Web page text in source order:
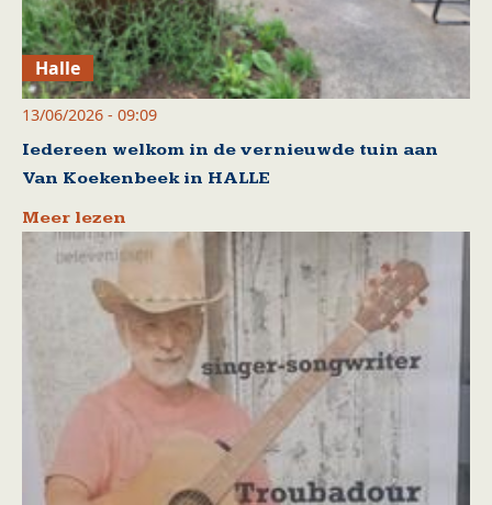
Halle
13/06/2026 - 09:09
Iedereen welkom in de vernieuwde tuin aan
Van Koekenbeek in HALLE
Meer lezen